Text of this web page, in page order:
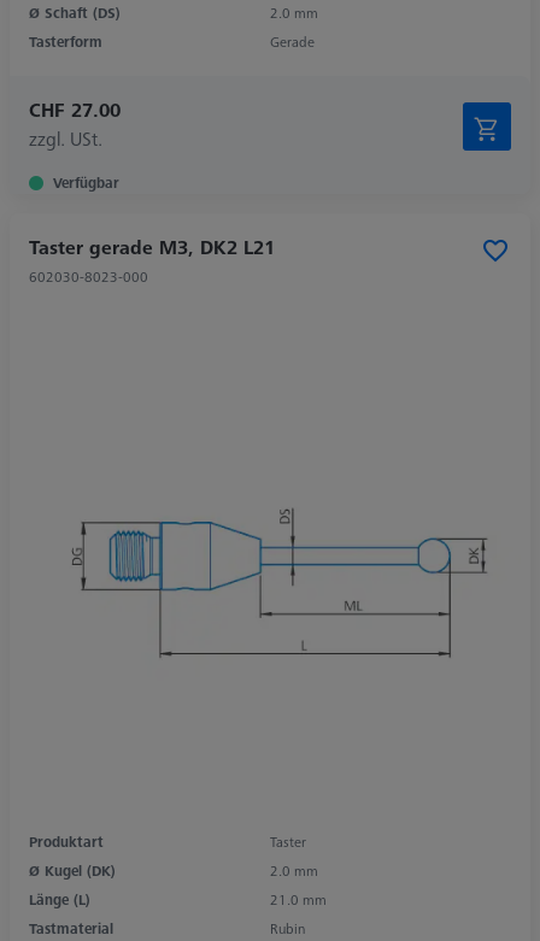
Ø Schaft (DS)
2.0 mm
Tasterform
Gerade
CHF 27.00
zzgl. USt.
Verfügbar
Taster gerade M3, DK2 L21
602030-8023-000
Produktart
Taster
Ø Kugel (DK)
2.0 mm
Länge (L)
21.0 mm
Tastmaterial
Rubin